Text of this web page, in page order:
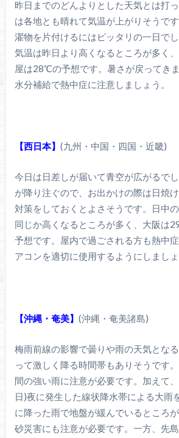
昨日までのどんよりとした天気とは打
は各地とも晴れて気温が上がりそうで
濯物を片付けるにはピッタリの一日で
気温は昨日より高くなるところが多く
屋は28℃の予想です。暑さが戻ってき
水分補給で熱中症に注意しましょう。
【西日本】 (九州・中国・四国・近畿)
今日は日差しが届いて青空が広がるで
が降り注ぐので、お出かけの際は日焼
対策をしておくとよさそうです。日中
同じか高くなるところが多く、大阪
予想です。屋内で過ごされる方も熱中
アコンを適切に使用するようにしましょ
【沖縄・奄美】 (沖縄・奄美諸島)
梅雨前線の影響で曇りや雨の天気とな
って激しく降る時間帯もありそうです
間の強い雨に注意が必要です。加えて
日)夜に発生した線状降水帯による大雨
に降った雨で地盤が緩んでいるところ
砂災害にも注意が必要です。一方、先